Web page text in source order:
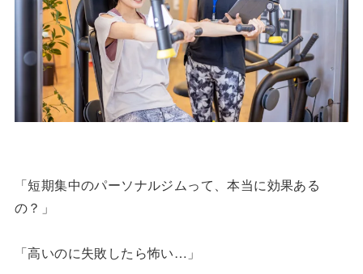
「短期集中のパーソナルジムって、本当に効果ある
の？」
「高いのに失敗したら怖い…」